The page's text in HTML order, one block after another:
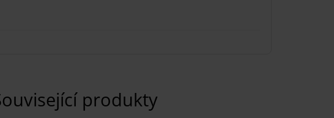
produkty